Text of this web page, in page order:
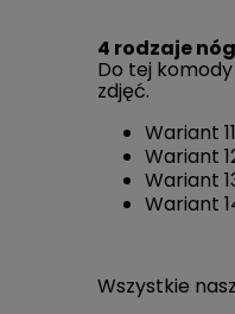
4 rodzaje
Do tej
zdjęć.
Wariant
Wariant
Wariant
Wariant
Wszystkie